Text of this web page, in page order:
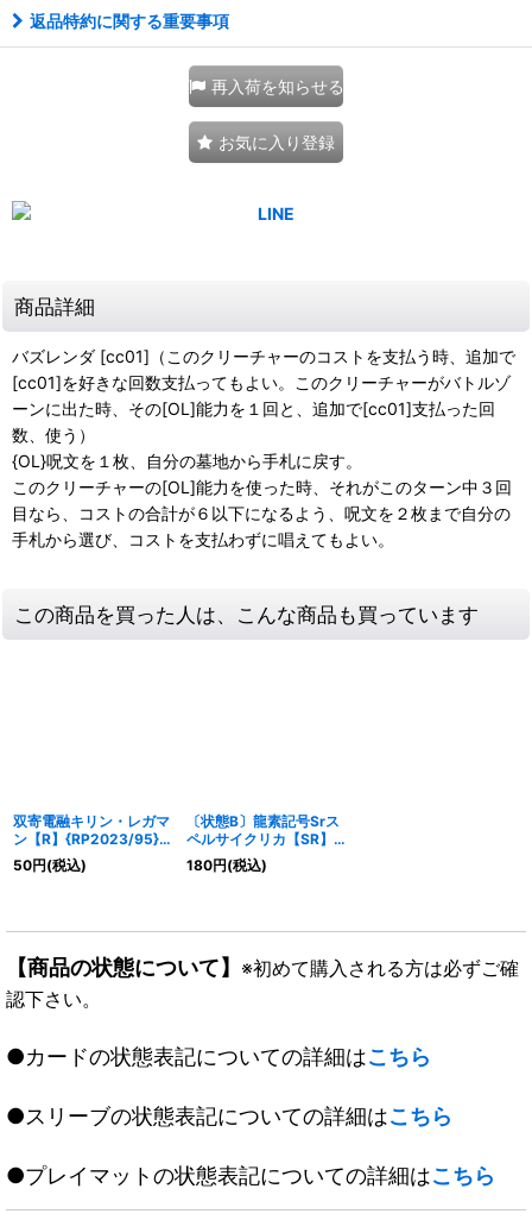
返品特約に関する重要事項
再入荷を知らせる
お気に入り登録
商品詳細
バズレンダ [cc01]（このクリーチャーのコストを支払う時、追加で
[cc01]を好きな回数支払ってもよい。このクリーチャーがバトルゾ
ーンに出た時、その[OL]能力を１回と、追加で[cc01]支払った回
数、使う）
{OL}呪文を１枚、自分の墓地から手札に戻す。
このクリーチャーの[OL]能力を使った時、それがこのターン中３回
目なら、コストの合計が６以下になるよう、呪文を２枚まで自分の
手札から選び、コストを支払わずに唱えてもよい。
この商品を買った人は、こんな商品も買っています
双寄電融キリン・レガマ
ン【R】{RP2023/95}
《多》
50円(税込)
〔状態B〕龍素記号Srス
ペルサイクリカ【SR】
{BD1310/26}《水》
180円(税込)
【商品の状態について】 ※初めて購入される方は必ずご確
認下さい。
●カードの状態表記についての詳細はこちら
●スリーブの状態表記についての詳細はこちら
●プレイマットの状態表記についての詳細はこちら